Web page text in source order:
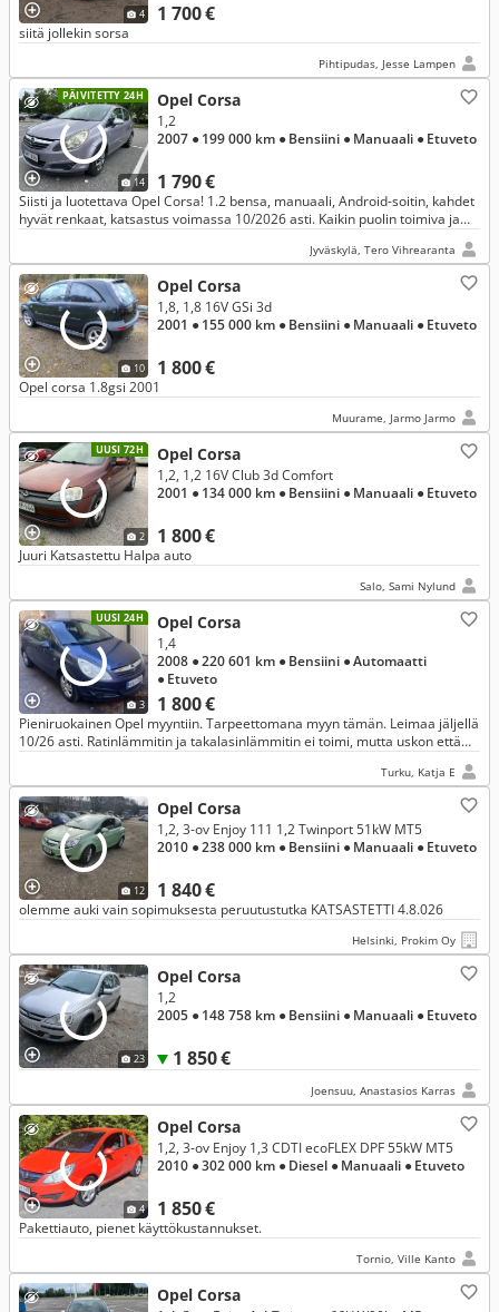
4 1 700 €
siitä jollekin sorsa
Pihtipudas, Jesse Lampen
PÄIVITETTY 24H
14
Opel Corsa
1 790 €
1,2
2007 ● 199 000 km ● Bensiini ● Manuaali ● Etuveto
Siisti ja luotettava Opel Corsa! 1.2 bensa, manuaali, Android-soitin, kahdet
hyvät renkaat, katsastus voimassa 10/2026 asti. Kaikin puolin toimiva ja
Jyväskylä, Tero Vihrearanta
10
Opel Corsa
1 800 €
1,8, 1,8 16V GSi 3d
2001 ● 155 000 km ● Bensiini ● Manuaali ● Etuveto
Opel corsa 1.8gsi 2001
Muurame, Jarmo Jarmo
UUSI 72H
2
Opel Corsa
1 800 €
1,2, 1,2 16V Club 3d Comfort
2001 ● 134 000 km ● Bensiini ● Manuaali ● Etuveto
Juuri Katsastettu Halpa auto
Salo, Sami Nylund
UUSI 24H
3
Opel Corsa
1 800 €
1,4
2008 ● 220 601 km ● Bensiini ● Automaatti
● Etuveto
Pieniruokainen Opel myyntiin. Tarpeettomana myyn tämän. Leimaa jäljellä
10/26 asti. Ratinlämmitin ja takalasinlämmitin ei toimi, mutta uskon että
Turku, Katja E
12
Opel Corsa
1 840 €
1,2, 3-ov Enjoy 111 1,2 Twinport 51kW MT5
2010 ● 238 000 km ● Bensiini ● Manuaali ● Etuveto
olemme auki vain sopimuksesta peruutustutka KATSASTETTI 4.8.026
Helsinki, Prokim Oy
23
Opel Corsa
1 850 €
1,2
2005 ● 148 758 km ● Bensiini ● Manuaali ● Etuveto
Joensuu, Anastasios Karras
4
Opel Corsa
1 850 €
1,2, 3-ov Enjoy 1,3 CDTI ecoFLEX DPF 55kW MT5
2010 ● 302 000 km ● Diesel ● Manuaali ● Etuveto
Pakettiauto, pienet käyttökustannukset.
Tornio, Ville Kanto
Opel Corsa